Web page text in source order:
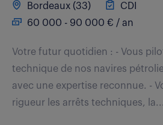
Bordeaux (33)
CDI
60 000 - 90 000 € / an
Votre futur quotidien : - Vous
technique de nos navires
avec une expertise reconnue. -
rigueur les arrêts techniques, la...